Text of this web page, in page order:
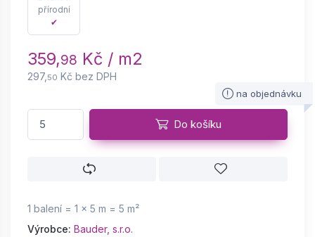
přírodní
✔
359,98 Kč / m2
297, 50 Kč bez DPH
na objednávku
Do košíku
1 balení = 1 × 5 m = 5 m²
Výrobce: Bauder, s.r.o.